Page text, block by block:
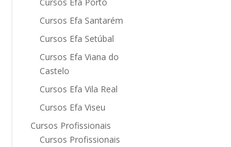
Cursos Efa Santarém
Cursos Efa Setúbal
Cursos Efa Viana do
Castelo
Cursos Efa Vila Real
Cursos Efa Viseu
Cursos Profissionais
Cursos Profissionais